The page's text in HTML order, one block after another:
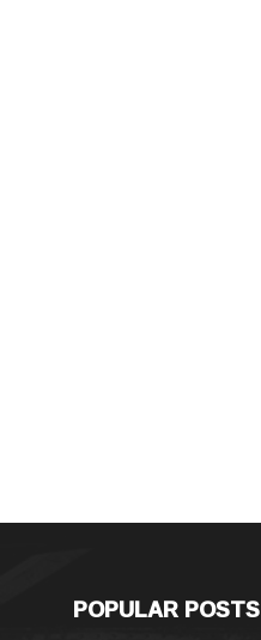
POPULAR POSTS